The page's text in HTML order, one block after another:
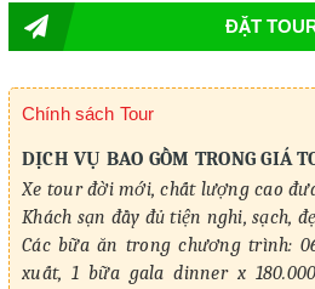
ĐẶT
Chính sách Tour
DỊCH VỤ BAO GỒM TRONG GIÁ
Xe tour đời mới, chất lượng cao
Khách sạn đầy đủ tiện nghi, sạch,
Các bữa ăn trong chương trình:
xuất, 1 bữa gala dinner x